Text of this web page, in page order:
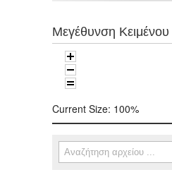
Μεγέθυνση Κειμένου
Current Size: 100%
Φόρμα αναζήτησης
Αναζήτηση